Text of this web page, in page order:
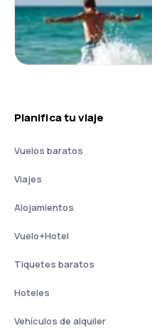
Planifica tu viaje
Vuelos baratos
Viajes
Alojamientos
Vuelo+Hotel
Tiquetes baratos
Hoteles
Vehículos de alquiler